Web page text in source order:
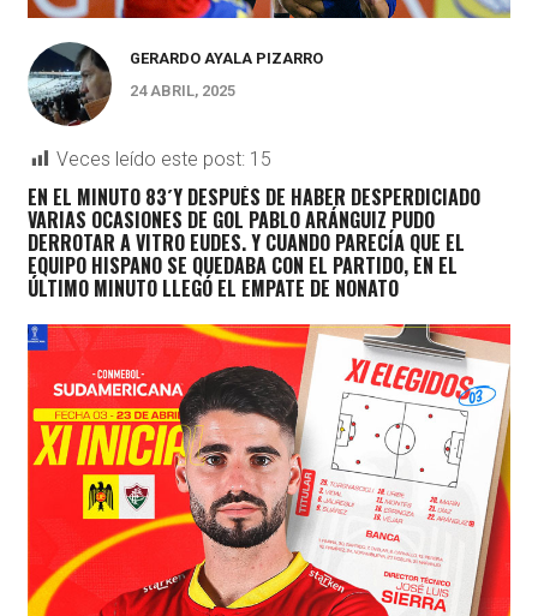
GERARDO AYALA PIZARRO
24 ABRIL, 2025
Veces leído este post: 15
EN EL MINUTO 83´Y DESPUÉS DE HABER DESPERDICIADO
VARIAS OCASIONES DE GOL PABLO ARÁNGUIZ PUDO
DERROTAR A VITRO EUDES. Y CUANDO PARECÍA QUE EL
EQUIPO HISPANO SE QUEDABA CON EL PARTIDO, EN EL
ÚLTIMO MINUTO LLEGÓ EL EMPATE DE NONATO